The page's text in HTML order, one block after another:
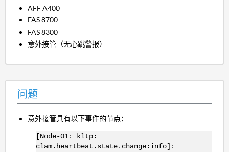
AFF A400
FAS 8700
FAS 8300
意外接管（无心跳警报）
问题
意外接管具有以下事件的节点：
[Node-01: kltp:
clam.heartbeat.state.change:info]: